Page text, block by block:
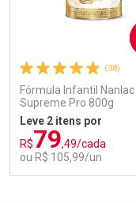
(38)
Fórmula Infantil Nanlac
Supreme Pro 800g
Leve 2 itens por
R$79,49/cada
ou R$ 105,99/un
COMPRAR